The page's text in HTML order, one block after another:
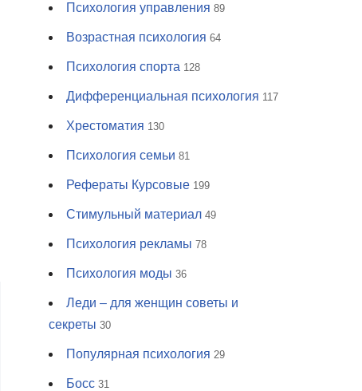
Психология управления 89
Возрастная психология 64
Психология спорта 128
Дифференциальная психология 117
Хрестоматия 130
Психология семьи 81
Рефераты Курсовые 199
Стимульный материал 49
Психология рекламы 78
Психология моды 36
Леди – для женщин советы и
секреты 30
Популярная психология 29
Босс 31